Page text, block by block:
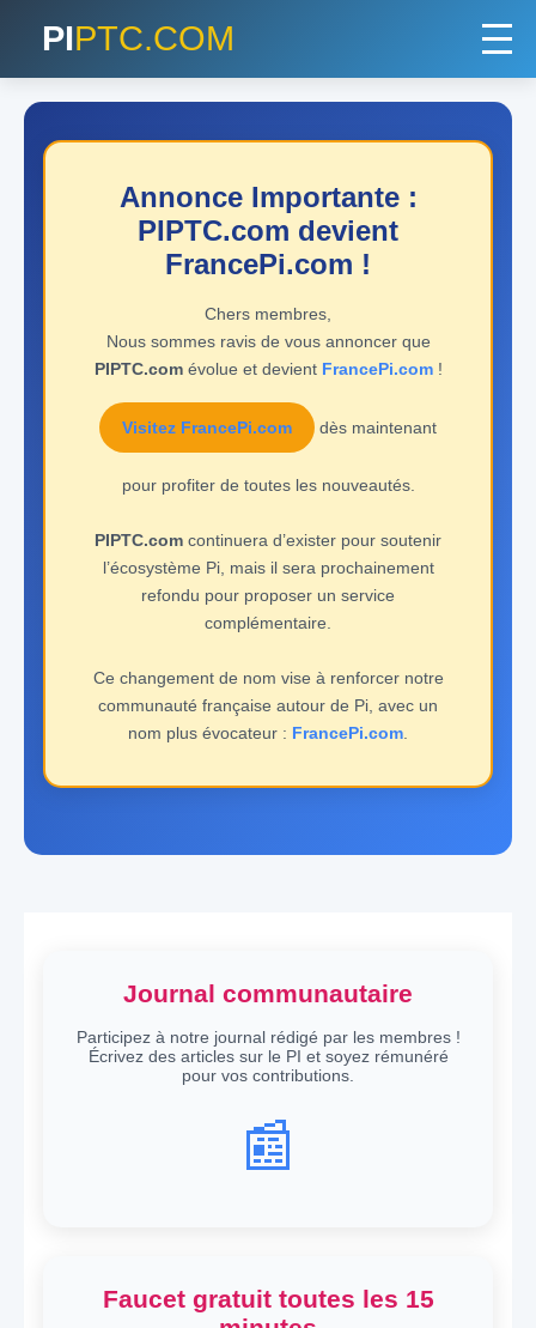
PIPTC.COM
Annonce Importante :
PIPTC.com devient
FrancePi.com !
Chers membres,
Nous sommes ravis de vous annoncer que
PIPTC.comévolue et devient FrancePi.com!
Visitez FrancePi.com dès maintenant
pour profiter de toutes les nouveautés.
PIPTC.com continuera d’exister pour soutenir
l’écosystème Pi, mais il sera prochainement
refondu pour proposer un service
complémentaire.
Ce changement de nom vise à renforcer notre
communauté française autour de Pi, avec un
nom plus évocateur : FrancePi.com
Journal communautaire
Participez à notre journal rédigé par les membres !
Écrivez des articles sur le PI et soyez rémunéré
pour vos contributions.
📰
Faucet gratuit toutes les 15